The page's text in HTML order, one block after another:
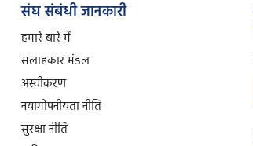
संघ संबंधी जानकारी
हमारे बारे में
सलाहकार मंडल
अस्वीकरण
नयागोपनीयता नीति
सुरक्षा नीति